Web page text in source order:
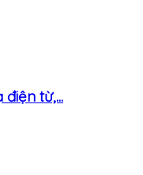
từ,...